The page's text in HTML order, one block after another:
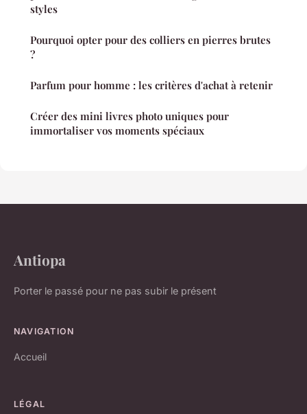
styles
Pourquoi opter pour des colliers en pierres brutes
?
Parfum pour homme : les critères d'achat à retenir
Créer des mini livres photo uniques pour
immortaliser vos moments spéciaux
Antiopa
Porter le passé pour ne pas subir le présent
NAVIGATION
Accueil
LÉGAL